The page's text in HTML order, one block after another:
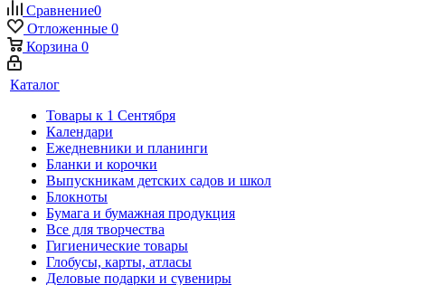
Сравнение0
Отложенные 0
Корзина 0
Каталог
Товары к 1 Сентября
Календари
Ежедневники и планинги
Бланки и корочки
Выпускникам детских садов и школ
Блокноты
Бумага и бумажная продукция
Все для творчества
Гигиенические товары
Глобусы, карты, атласы
Деловые подарки и сувениры